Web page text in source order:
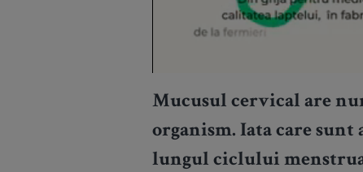
Mucusul cervical are
organism. Iata care sunt
lungul ciclului